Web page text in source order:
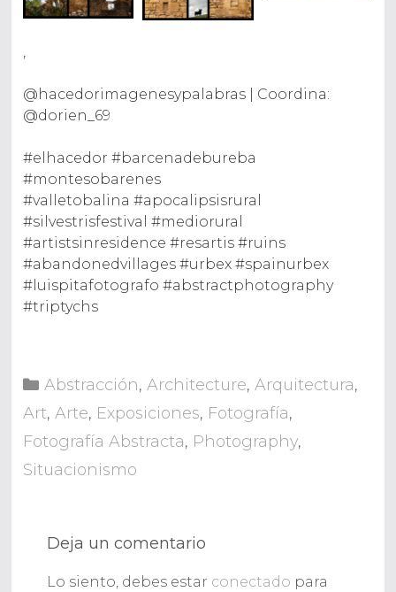
,
@hacedorimagenesypalabras | Coordina:
@dorien_69
#elhacedor#barcenadebureba
#montesobarenes
#valletobalina#apocalipsisrural
#silvestrisfestival#mediorural
#artistsinresidence #resartis #ruins
#abandonedvillages #urbex #spainurbex
#luispitafotografo #abstractphotography
#triptychs
Categorías
Abstracción, Architecture, Arquitectura,
Art,Arte, Exposiciones, Fotografía,
Fotografía Abstracta, Photography,
Situacionismo
Deja un comentario
Lo siento, debes estar conectado para